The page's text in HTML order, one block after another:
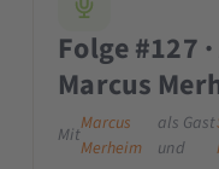
Folge #127
Marcus
Mit
Marcus
Merheim
als Gast
und